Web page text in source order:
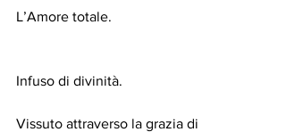
L’Amore totale.
Infuso di divinità.
Vissuto attraverso la grazia di